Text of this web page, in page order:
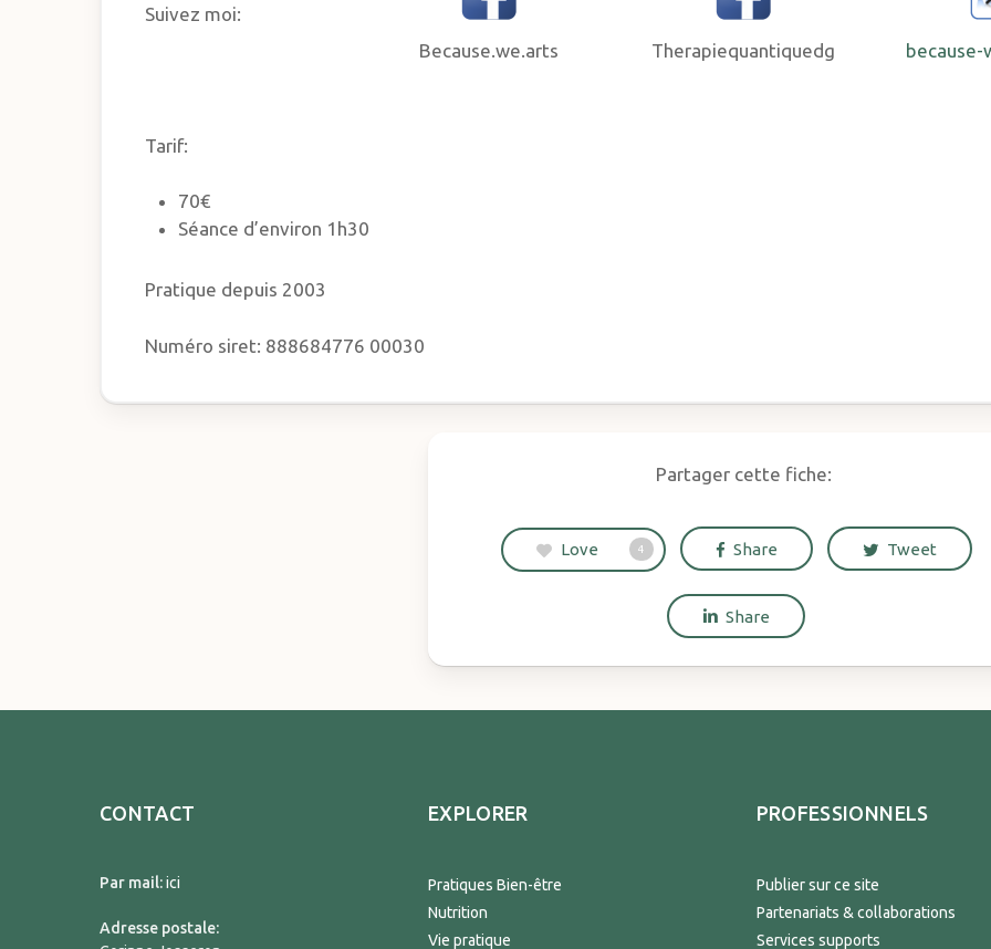
Suivez moi:
Because.we.arts
Therapiequantiquedg because-
Tarif:
70€
Séance d’environ 1h30
Pratique depuis 2003
Numéro siret: 888684776 00030
Partager cette fiche:
Love 4 Share Tweet
Share
CONTACT
Par mail:ici
Adresse postale:
EXPLORER
Pratiques Bien-être
Nutrition
Vie pratique
PROFESSIONNELS
Publier sur ce site
Partenariats & collaborations
Services supports